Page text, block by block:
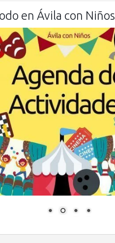
en Ávila con Niños